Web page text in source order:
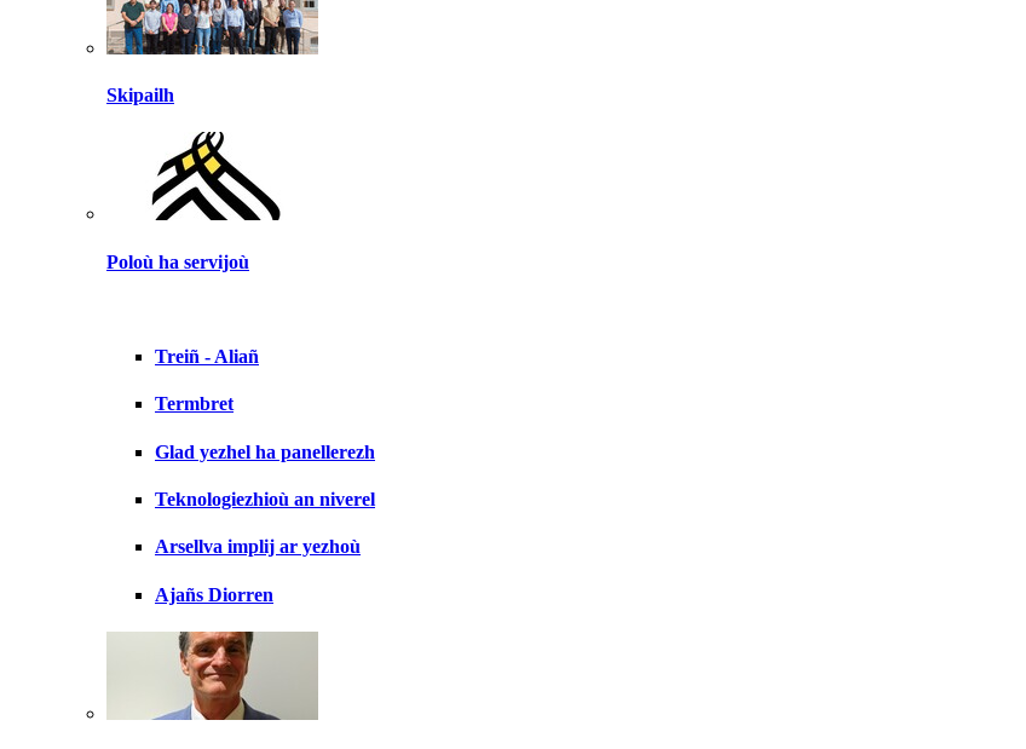
Skipailh
Poloù ha servijoù
Treiñ - Aliañ
Termbret
Glad yezhel ha panellerezh
Teknologiezhioù an niverel
Arsellva implij ar yezhoù
Ajañs Diorren